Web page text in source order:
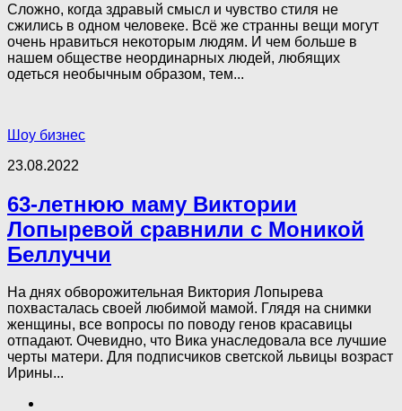
Сложно, когда здравый смысл и чувство стиля не
сжились в одном человеке. Всё же странны вещи могут
очень нравиться некоторым людям. И чем больше в
нашем обществе неординарных людей, любящих
одеться необычным образом, тем...
Шоу бизнес
23.08.2022
63-летнюю маму Виктории
Лопыревой сравнили с Моникой
Беллуччи
На днях обворожительная Виктория Лопырева
похвасталась своей любимой мамой. Глядя на снимки
женщины, все вопросы по поводу генов красавицы
отпадают. Очевидно, что Вика унаследовала все лучшие
черты матери. Для подписчиков светской львицы возраст
Ирины...